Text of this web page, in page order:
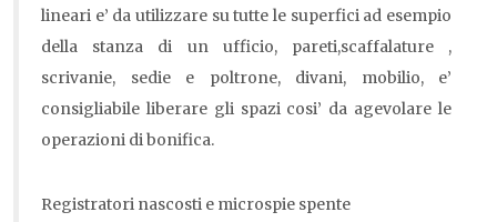
lineari e’ da utilizzare su tutte le superfici ad esempio
della stanza di un ufficio, pareti,scaffalature ,
scrivanie, sedie e poltrone, divani, mobilio, e’
consigliabile liberare gli spazi cosi’ da agevolare le
operazioni di bonifica.
Registratori nascosti e microspie spente